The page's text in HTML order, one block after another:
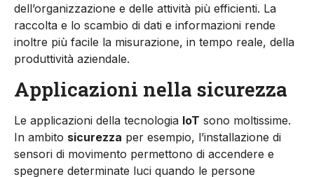
dell’organizzazione e delle attività più efficienti. La
raccolta e lo scambio di dati e informazioni rende
inoltre più facile la misurazione, in tempo reale, della
produttività aziendale.
Applicazioni nella sicurezza
Le applicazioni della tecnologia IoT sono moltissime.
In ambito sicurezza per esempio, l’installazione di
sensori di movimento permettono di accendere e
spegnere determinate luci quando le persone